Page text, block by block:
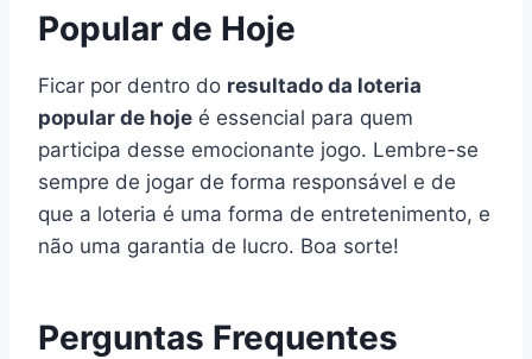
Popular de Hoje
Ficar por dentro do resultado da loteria
popular de hoje é essencial para quem
participa desse emocionante jogo. Lembre-se
sempre de jogar de forma responsável e de
que a loteria é uma forma de entretenimento, e
não uma garantia de lucro. Boa sorte!
Perguntas Frequentes